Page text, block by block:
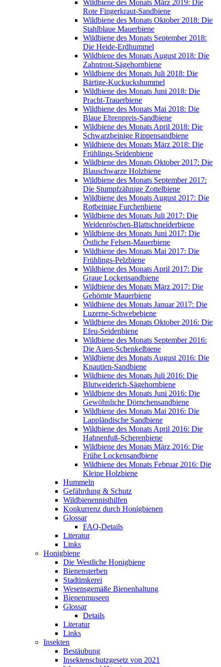
Wildbiene des Monats März 2019: Die
Rote Fingerkraut-Sandbiene
Wildbiene des Monats Oktober 2018: Die
Stahlblaue Mauerbiene
Wildbiene des Monats September 2018:
Die Heide-Erdhummel
Wildbiene des Monats August 2018: Die
Zahntrost-Sägehornbiene
Wildbiene des Monats Juli 2018: Die
Bärtige-Kuckuckshummel
Wildbiene des Monats Juni 2018: Die
Pracht-Trauerbiene
Wildbiene des Monats Mai 2018: Die
Blaue Ehrenpreis-Sandbiene
Wildbiene des Monats April 2018: Die
Schwarzbeinige Rippensandbiene
Wildbiene des Monats März 2018: Die
Frühlings-Seidenbiene
Wildbiene des Monats Oktober 2017: Die
Blauschwarze Holzbiene
Wildbiene des Monats September 2017:
Die Stumpfzähnige Zottelbiene
Wildbiene des Monats August 2017: Die
Rotbeinige Furchenbiene
Wildbiene des Monats Juli 2017: Die
Weidenröschen-Blattschneiderbiene
Wildbiene des Monats Juni 2017: Die
Östliche Felsen-Mauerbiene
Wildbiene des Monats Mai 2017: Die
Frühlings-Pelzbiene
Wildbiene des Monats April 2017: Die
Graue Lockensandbiene
Wildbiene des Monats März 2017: Die
Gehörnte Mauerbiene
Wildbiene des Monats Januar 2017: Die
Luzerne-Schwebebiene
Wildbiene des Monats Oktober 2016: Die
Efeu-Seidenbiene
Wildbiene des Monats September 2016:
Die Auen-Schenkelbiene
Wildbiene des Monats August 2016: Die
Knautien-Sandbiene
Wildbiene des Monats Juli 2016: Die
Blutweiderich-Sägehornbiene
Wildbiene des Monats Juni 2016: Die
Gewöhnliche Dörnchensandbiene
Wildbiene des Monats Mai 2016: Die
Lappländische Sandbiene
Wildbiene des Monats April 2016: Die
Hahnenfuß-Scherenbiene
Wildbiene des Monats März 2016: Die
Frühe Lockensandbiene
Wildbiene des Monats Februar 2016: Die
Kleine Holzbiene
Hummeln
Gefährdung & Schutz
Wildbienennisthilfen
Konkurrenz durch Honigbienen
Glossar
FAQ-Details
Literatur
Links
Honigbiene
Die Westliche Honigbiene
Bienensterben
Stadtimkerei
Wesensgemäße Bienenhaltung
Bienenmuseen
Glossar
Details
Literatur
Links
Insekten
Bestäubung
Insektenschutzgesetz von 2021